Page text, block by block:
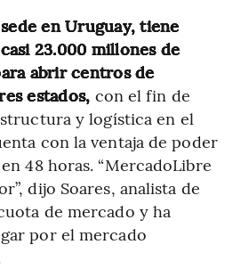
en Uruguay, tiene
23.000 millones de
abrir centros de
estados, con el fin de
y logística en el
con la ventaja de poder
48 horas. “MercadoLibre
dijo Soares, analista de
de mercado y ha
por el mercado